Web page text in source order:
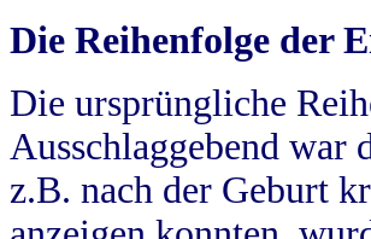
Die Reihenfolge der
Die ursprüngliche
Ausschlaggebend war
z.B. nach der Geburt